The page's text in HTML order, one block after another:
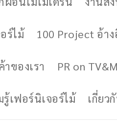
ร์ไม้ 100 Project อ้าง
ของเรา PR on
เฟอร์นิเจอร์ไม้ เกี่ยว